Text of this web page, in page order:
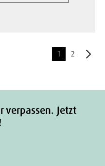
1 2
verpassen. Jetzt